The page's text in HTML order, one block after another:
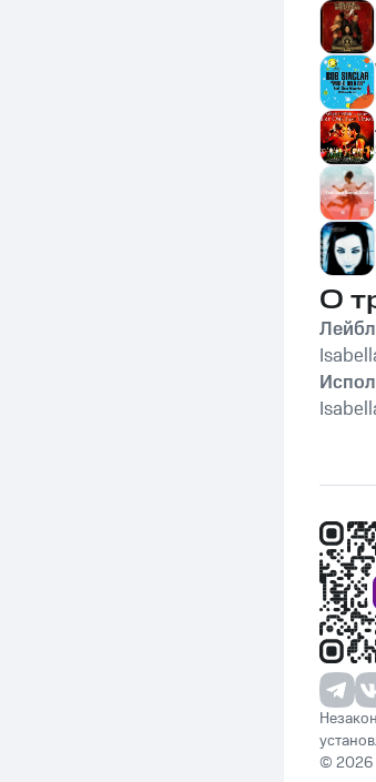
О
Лейбл
© 2026